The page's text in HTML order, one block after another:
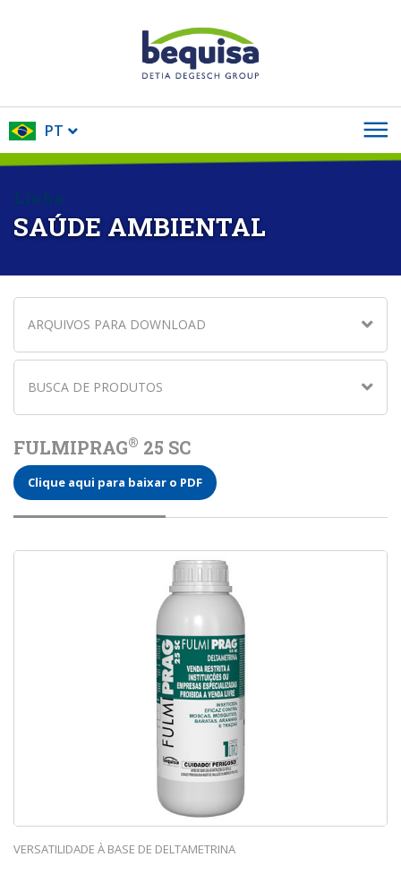
PT
Linha
SAÚDE AMBIENTAL
ARQUIVOS PARA DOWNLOAD
BUSCA DE PRODUTOS
FULMIPRAG® 25 SC
Clique aqui para baixar o PDF
VERSATILIDADE À BASE DE DELTAMETRINA